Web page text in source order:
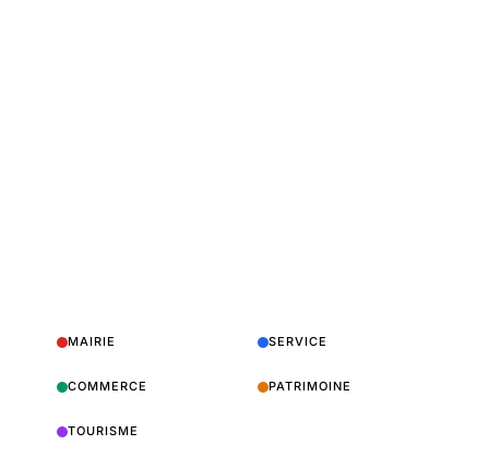
MAIRIE SERVICE
COMMERCE PATRIMOINE
TOURISME